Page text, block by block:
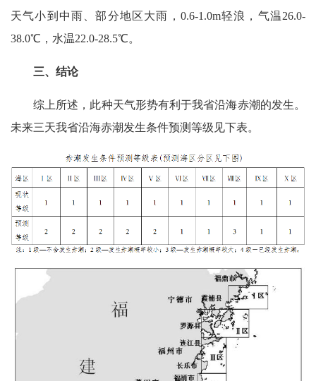
天气小到中雨、部分地区大雨，0.6-1.0m轻浪，气温26.0-
38.0℃，水温22.0-28.5℃。
三、结论
综上所述，此种天气形势有利于我省沿海赤潮的发生。
未来三天我省沿海赤潮发生条件预测等级见下表。